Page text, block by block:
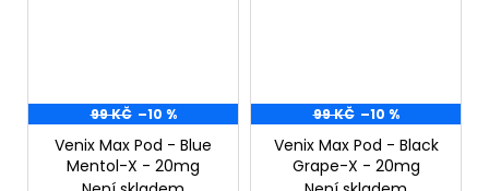
99 KČ –10 %
Venix Max Pod - Blue
Mentol-X - 20mg
99 KČ –10 %
Venix Max Pod - Black
Grape-X - 20mg